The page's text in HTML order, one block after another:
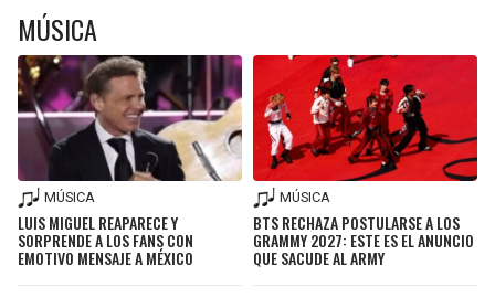
MÚSICA
MÚSICA
LUIS MIGUEL REAPARECE Y
SORPRENDE A LOS FANS CON
EMOTIVO MENSAJE A MÉXICO
MÚSICA
BTS RECHAZA POSTULARSE A LOS
GRAMMY 2027: ESTE ES EL ANUNCIO
QUE SACUDE AL ARMY